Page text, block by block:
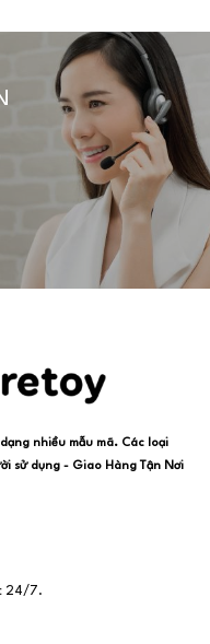
nhiều mẫu mã. Các loại
sử dụng - Giao Hàng Tận Nơi
24/7.